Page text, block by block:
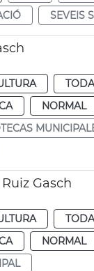
SEVEIS
NORMAL
Gasch
NORMAL